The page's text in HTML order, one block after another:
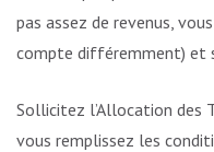
pas assez de revenus,
compte différemment) et
Sollicitez l’Allocation des
vous remplissez les